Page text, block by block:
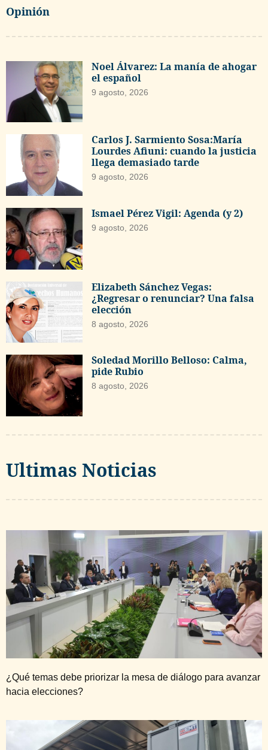
Opinión
Noel Álvarez: La manía de ahogar
el español
9 agosto, 2026
Carlos J. Sarmiento Sosa:María
Lourdes Afiuni: cuando la justicia
llega demasiado tarde
9 agosto, 2026
Ismael Pérez Vigil: Agenda (y 2)
9 agosto, 2026
Elizabeth Sánchez Vegas:
¿Regresar o renunciar? Una falsa
elección
8 agosto, 2026
Soledad Morillo Belloso: Calma,
pide Rubio
8 agosto, 2026
Ultimas Noticias
¿Qué temas debe priorizar la mesa de diálogo para avanzar
hacia elecciones?